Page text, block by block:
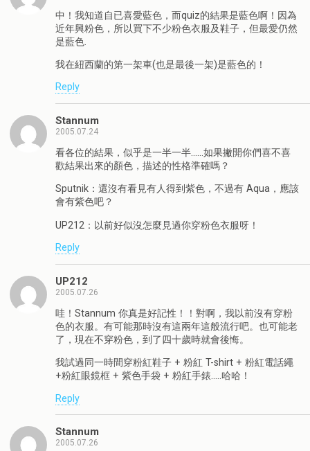
中！我知道自已喜愛藍色，而quiz的結果是藍色啊！因為
近年興粉色，所以買下不少粉色衣服及鞋子，但最愛仍然
是藍色.
我在紐西蘭的第一架車(也是最後一架)是藍色的！
Reply
Stannum
2005.07.24
看各位的結果，似乎是一半一半……如果撇開你們喜不喜
歡結果出來的顏色，描述的性格準確嗎？
Sputnik：還沒有看見有人得到紫色，不過有 Aqua，應該
會有紫色吧？
UP212：以前好似沒怎麼見過你穿粉色衣服呀！
Reply
UP212
2005.07.26
哇！Stannum 你真是好記性！！對啊，我以前沒有穿粉
色的衣服。有可能那時沒有這兩年這般流行吧。也可能老
了，現在不穿粉色，到了四十歲時就會後悔。
我試過同一時間穿粉紅鞋子 + 粉紅 T-shirt + 粉紅電話繩
+粉紅眼鏡框 + 紫色手袋 + 粉紅手錶…..哈哈！
Reply
Stannum
2005.07.26